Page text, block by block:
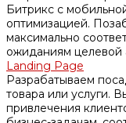
Битрикс с
оптимизацией.
максимально
ожиданиям целевой
Landing Page
Разрабатываем
товара или услуги.
привлечения